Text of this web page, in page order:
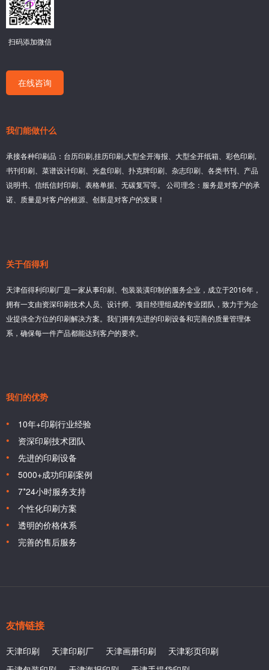
扫码添加微信
在线咨询
我们能做什么
承接各种印刷品：台历印刷,挂历印刷,大型全开海报、大型全开纸箱、彩色印刷,
书刊印刷、菜谱设计印刷、光盘印刷、扑克牌印刷、杂志印刷、各类书刊、产品
说明书、信纸信封印刷、表格单据、无碳复写等。 公司理念：服务是对客户的承
诺、质量是对客户的根源、创新是对客户的发展！
关于佰得利
天津佰得利印刷厂是一家从事印刷、包装装潢印制的服务企业，成立于2016年，
拥有一支由资深印刷技术人员、设计师、项目经理组成的专业团队，致力于为企
业提供全方位的印刷解决方案。我们拥有先进的印刷设备和完善的质量管理体
系，确保每一件产品都能达到客户的要求。
我们的优势
10年+印刷行业经验
资深印刷技术团队
先进的印刷设备
5000+成功印刷案例
7*24小时服务支持
个性化印刷方案
透明的价格体系
完善的售后服务
友情链接
天津印刷 天津印刷厂 天津画册印刷
天津彩页印刷